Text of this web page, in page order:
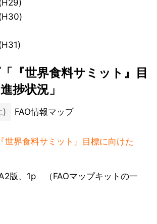
『世界食料サミット』目
捗状況」
) FAO情報マップ
世界食料サミット』目標に向けた
版、1p （FAOマップキットの一